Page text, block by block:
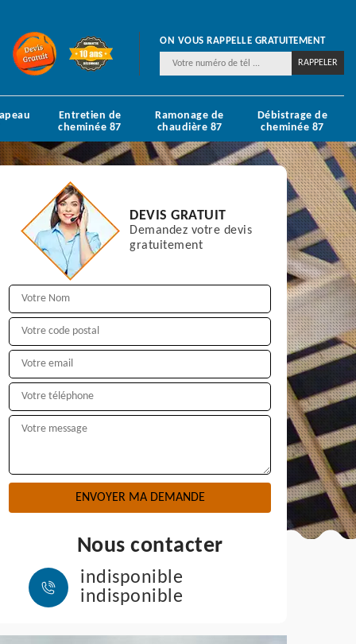
ON VOUS RAPPELLE GRATUITEMENT
Entretien de
cheminée 87
Ramonage de
chaudière 87
Débistrage de
cheminée 87
DEVIS GRATUIT
Demandez votre devis
gratuitement
Nous contacter
indisponible
indisponible